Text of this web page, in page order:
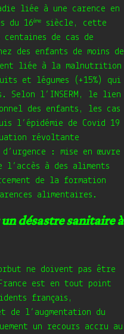
liée à une carence en
du 16ème
siècle, cette
de cas de
des enfants de moins de
liée à la malnutrition
et légumes (+15%) qui
l’INSERM, le lien
des enfants, les cas
l’épidémie de Covid 19
révoltante
: mise en œuvre
l’accès à des aliments
de la formation
alimentaires .
désastre sanitaire à
ne doivent pas être
est en tout point
français,
l’augmentation du
un recours accru au